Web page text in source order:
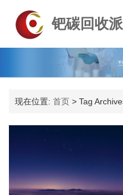
钯碳回收
现在位置: 首页 > Tag